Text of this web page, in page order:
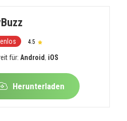
4.5
für: Android , iOS
Herunterladen